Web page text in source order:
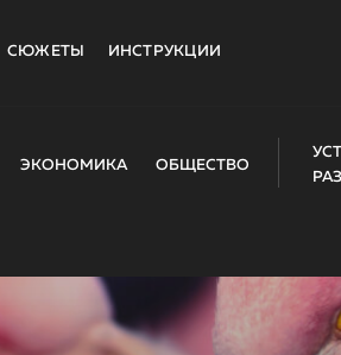
СЮЖЕТЫ ИНСТРУКЦИИ
ЭКОНОМИКА ОБЩЕСТВО